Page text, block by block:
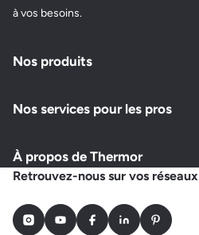
à vos besoins.
Nos produits
Nos services pour les pros
À propos de Thermor
Retrouvez-nous sur vos réseaux
InstagramYoutubeFacebookLinkedInPinterest